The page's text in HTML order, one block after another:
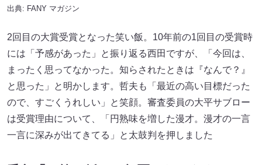
出典: FANY マガジン
2回目の大賞受賞となった笑い飯。10年前の1回目の受賞時
には「予感があった」と振り返る西田ですが、「今回は、
まったく思ってなかった。知らされたときは『なんで？』
と思った」と明かします。哲夫も「最近の高い目標だった
ので、すごくうれしい」と笑顔。審査委員の大平サブロー
は受賞理由について、「円熟味を増した漫才。漫才の一言
一言に深みが出てきてる」と太鼓判を押しました